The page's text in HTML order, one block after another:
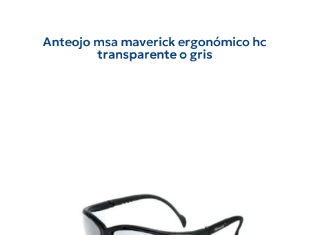
Anteojo msa maverick ergonómico hc
transparente o gris